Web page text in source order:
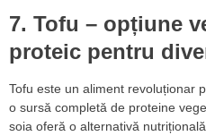
7. Tofu – opțiune
proteic pentru
Tofu este un aliment revoluționar
o sursă completă de proteine
soia oferă o alternativă